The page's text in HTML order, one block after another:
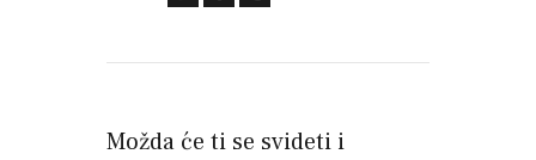
Možda će ti se svideti i